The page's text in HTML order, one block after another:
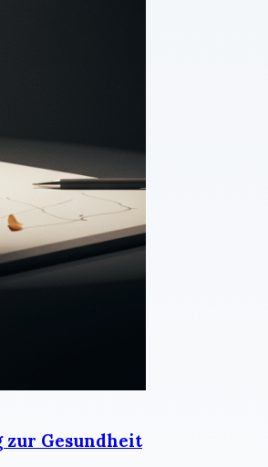
zur Gesundheit